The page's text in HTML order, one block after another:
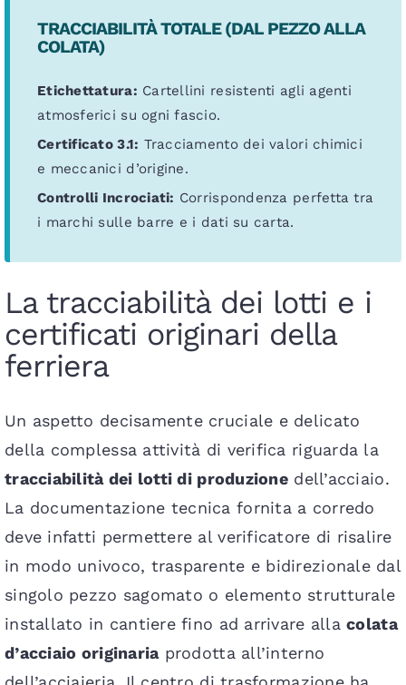
TRACCIABILITÀ TOTALE (DAL PEZZO ALLA
COLATA)
Etichettatura: Cartellini resistenti agli agenti
atmosferici su ogni fascio.
Certificato 3.1: Tracciamento dei valori chimici
e meccanici d’origine.
Controlli Incrociati: Corrispondenza perfetta tra
i marchi sulle barre e i dati su carta.
La tracciabilità dei lotti e i
certificati originari della
ferriera
Un aspetto decisamente cruciale e delicato
della complessa attività di verifica riguarda la
tracciabilità dei lotti di produzione dell’acciaio.
La documentazione tecnica fornita a corredo
deve infatti permettere al verificatore di risalire
in modo univoco, trasparente e bidirezionale dal
singolo pezzo sagomato o elemento strutturale
installato in cantiere fino ad arrivare allacolata
d’acciaio originariaprodotta all’interno